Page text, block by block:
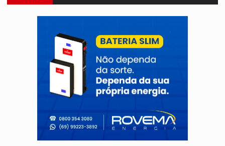
OVNIS NA LUA:Cientistas alertam para possível base secreta no satélite
ACABOU COM PEUGEOT:Incêndio destrói carro que era rebocado para oficina
VÍDEO: Ladrão é filmado furtando moto na frente do bar
BOLSAS DE PESQUISA: Iniciativa Amazônia+10 lança chamada para fortalecer
MATERIAL:Brasil tem grandes reservas de urânio, mas produz pouco e
VÍDEO:Serpente capturada na fábrica da Coca-Cola é